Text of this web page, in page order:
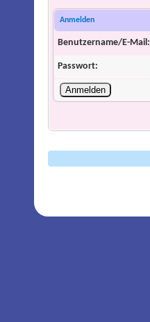
Anmelden
Benutzername/E-Mail:
Passwort: